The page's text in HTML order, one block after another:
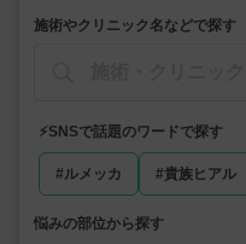
施術やクリニック名などで探す
⚡️SNSで話題のワードで探す
#ルメッカ #貴族ヒアル
悩みの部位から探す